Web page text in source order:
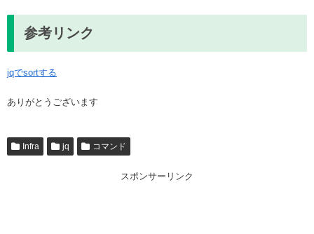
参考リンク
jqでsortする
ありがとうございます
Infra jq コマンド
スポンサーリンク